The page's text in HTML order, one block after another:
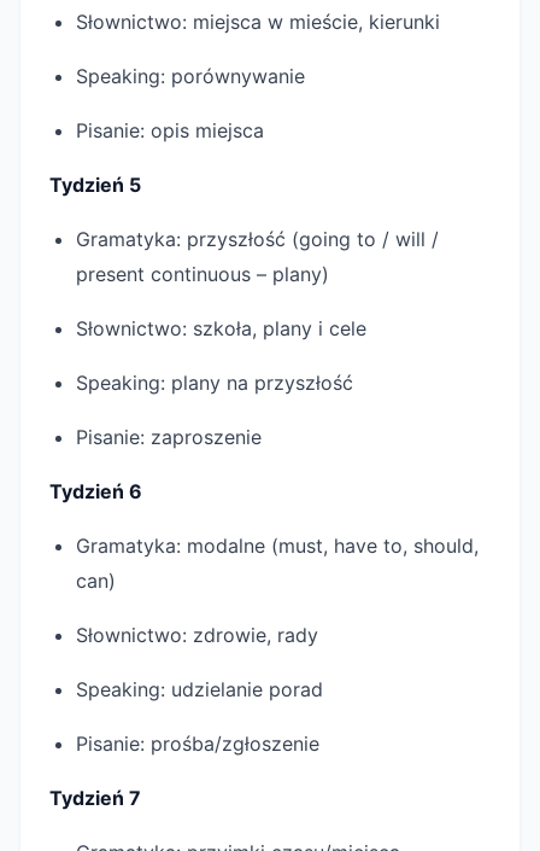
Słownictwo: miejsca w mieście, kierunki
Speaking: porównywanie
Pisanie: opis miejsca
Tydzień 5
Gramatyka: przyszłość (going to / will /
present continuous – plany)
Słownictwo: szkoła, plany i cele
Speaking: plany na przyszłość
Pisanie: zaproszenie
Tydzień 6
Gramatyka: modalne (must, have to, should,
can)
Słownictwo: zdrowie, rady
Speaking: udzielanie porad
Pisanie: prośba/zgłoszenie
Tydzień 7